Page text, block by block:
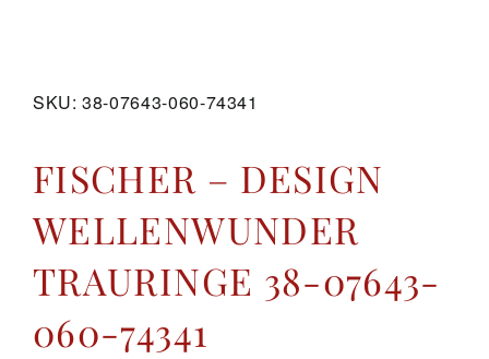
SKU:38-07643-060-74341
FISCHER – DESIGN
WELLENWUNDER
TRAURINGE 38-07643-
060-74341